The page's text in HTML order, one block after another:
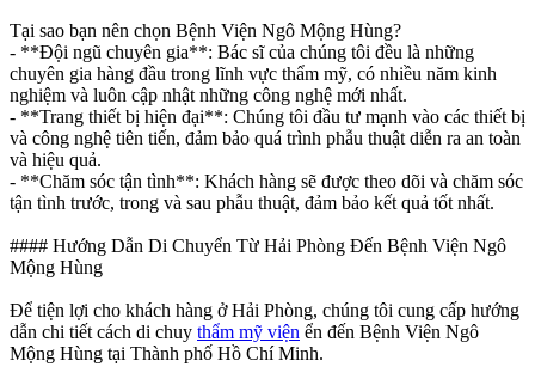
Tại sao bạn nên chọn Bệnh Viện Ngô Mộng Hùng?
- **Đội ngũ chuyên gia**: Bác sĩ của chúng tôi đều là những
chuyên gia hàng đầu trong lĩnh vực thẩm mỹ, có nhiều năm kinh
nghiệm và luôn cập nhật những công nghệ mới nhất.
- **Trang thiết bị hiện đại**: Chúng tôi đầu tư mạnh vào các thiết bị
và công nghệ tiên tiến, đảm bảo quá trình phẫu thuật diễn ra an toàn
và hiệu quả.
- **Chăm sóc tận tình**: Khách hàng sẽ được theo dõi và chăm sóc
tận tình trước, trong và sau phẫu thuật, đảm bảo kết quả tốt nhất.
#### Hướng Dẫn Di Chuyển Từ Hải Phòng Đến Bệnh Viện Ngô
Mộng Hùng
Để tiện lợi cho khách hàng ở Hải Phòng, chúng tôi cung cấp hướng
dẫn chi tiết cách di chuy thẩm mỹ viện ển đến Bệnh Viện Ngô
Mộng Hùng tại Thành phố Hồ Chí Minh.